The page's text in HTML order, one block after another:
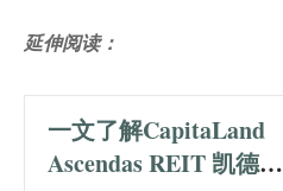
延伸阅读：
一文了解CapitaLand
Ascendas REIT 凯德腾